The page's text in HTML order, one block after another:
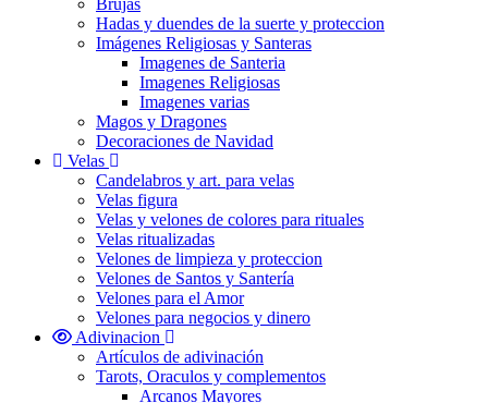
Brujas
Hadas y duendes de la suerte y proteccion
Imágenes Religiosas y Santeras
Imagenes de Santeria
Imagenes Religiosas
Imagenes varias
Magos y Dragones
Decoraciones de Navidad
Velas
Candelabros y art. para velas
Velas figura
Velas y velones de colores para rituales
Velas ritualizadas
Velones de limpieza y proteccion
Velones de Santos y Santería
Velones para el Amor
Velones para negocios y dinero
Adivinacion
Artículos de adivinación
Tarots, Oraculos y complementos
Arcanos Mayores